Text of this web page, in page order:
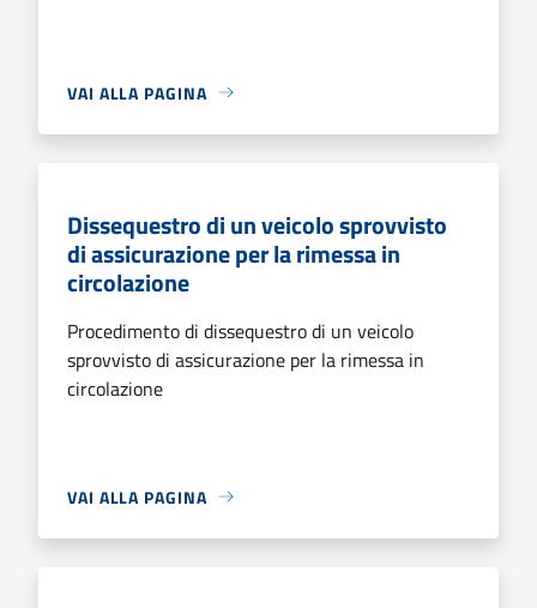
VAI ALLA PAGINA
Dissequestro di un veicolo sprovvisto
di assicurazione per la rimessa in
circolazione
Procedimento di dissequestro di un veicolo
sprovvisto di assicurazione per la rimessa in
circolazione
VAI ALLA PAGINA